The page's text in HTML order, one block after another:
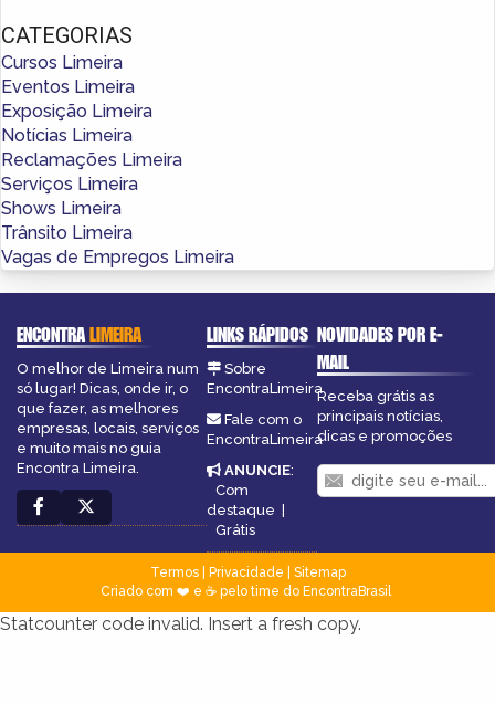
CATEGORIAS
Cursos Limeira
Eventos Limeira
Exposição Limeira
Notícias Limeira
Reclamações Limeira
Serviços Limeira
Shows Limeira
Trânsito Limeira
Vagas de Empregos Limeira
ENCONTRALIMEIRA
O melhor de Limeira num
só lugar! Dicas, onde ir, o
que fazer, as melhores
empresas, locais, serviços
e muito mais no guia
Encontra Limeira.
LINKS RÁPIDOS
Sobre
EncontraLimeira
Fale com o
EncontraLimeira
ANUNCIE:
Com
destaque
Grátis
NOVIDADES POR E-
MAIL
Receba grátis as
principais notícias,
dicas e promoções
Termos| Privacidade
Sitemap
Criado com ❤️ e ☕ pelo time do EncontraBrasil
Statcounter code invalid. Insert a fresh copy.